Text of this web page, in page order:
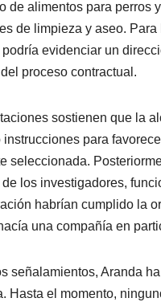
de alimentos para perros
de limpieza y aseo. Para
evidenciar un
proceso contractual.
sostienen que la
instrucciones para
seleccionada.
de los investigadores,
habrían cumplido la
una compañía en
señalamientos, Aranda
Hasta el momento,